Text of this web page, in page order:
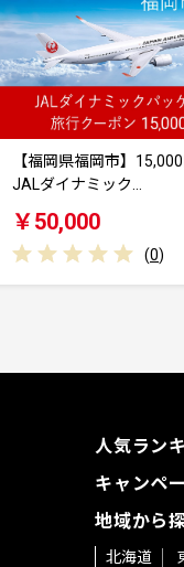
【福岡県福岡市】
JALダイナミック…
￥50,000
(0)
人気ラン
キャンペ
地域から
北海道